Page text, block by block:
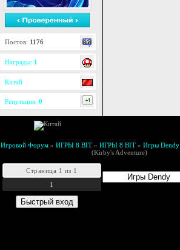
Постов: 1176
Награды: 1
Китай
Репутация: 0
Игровой Форум » ИГРЫ 8 BIT » ИГРЫ 8 BIT » Игры Dendy
(Kirby's Adventure)
Страница 1 из 1
1